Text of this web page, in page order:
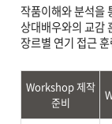
작품이해와 분석을
상대배우와의 교감
장르별 연기 접근
Workshop 제작
준비